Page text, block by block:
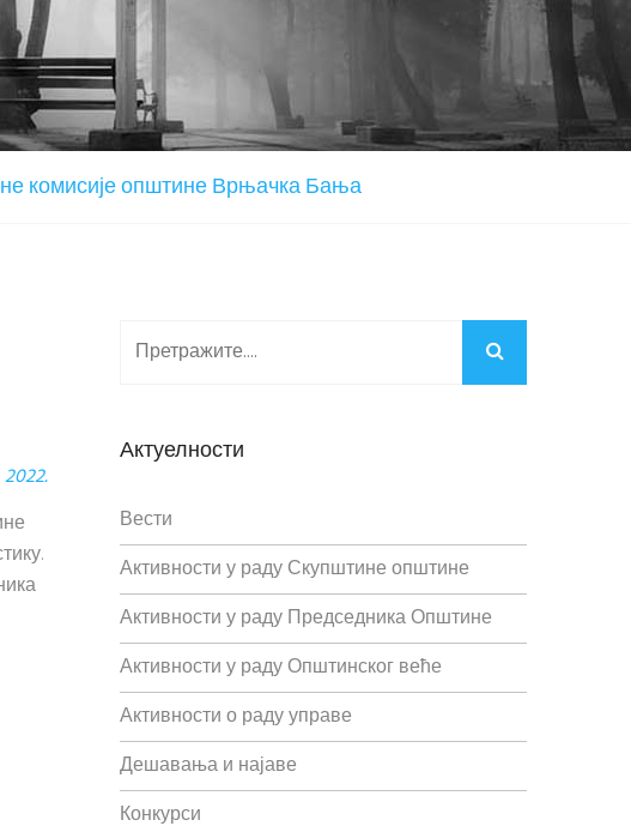
комисије општине Врњачка Бања
Актуелности
Вести
Активности у раду Скупштине општине
Активности у раду Председника Општине
Активности у раду Општинског веће
Активности о раду управе
Дешавања и најаве
Конкурси